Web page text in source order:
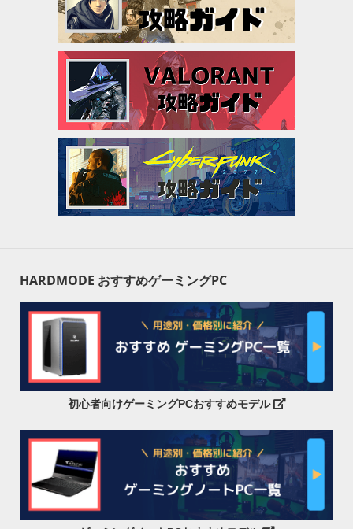
HARDMODE おすすめゲーミングPC
初心者向けゲーミングPCおすすめモデル